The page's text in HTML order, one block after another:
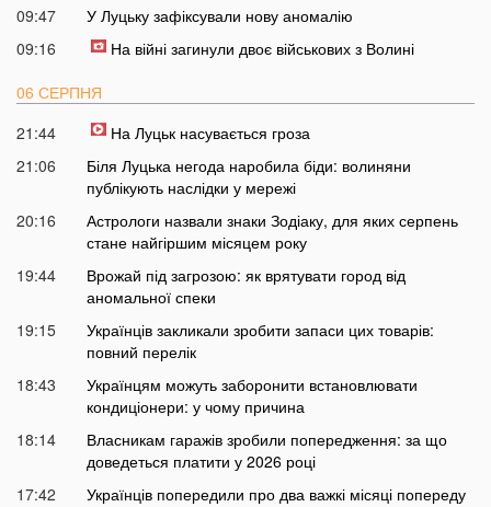
09:47
У Луцьку зафіксували нову аномалію
09:16
На війні загинули двоє військових з Волині
06 СЕРПНЯ
21:44
На Луцьк насувається гроза
21:06
Біля Луцька негода наробила біди: волиняни
публікують наслідки у мережі
20:16
Астрологи назвали знаки Зодіаку, для яких серпень
стане найгіршим місяцем року
19:44
Врожай під загрозою: як врятувати город від
аномальної спеки
19:15
Українців закликали зробити запаси цих товарів:
повний перелік
18:43
Українцям можуть заборонити встановлювати
кондиціонери: у чому причина
18:14
Власникам гаражів зробили попередження: за що
доведеться платити у 2026 році
17:42
Українців попередили про два важкі місяці попереду